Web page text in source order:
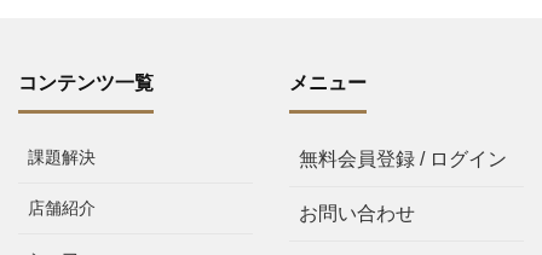
コンテンツ一覧
課題解決
店舗紹介
メニュー
無料会員登録 / ログイン
お問い合わせ